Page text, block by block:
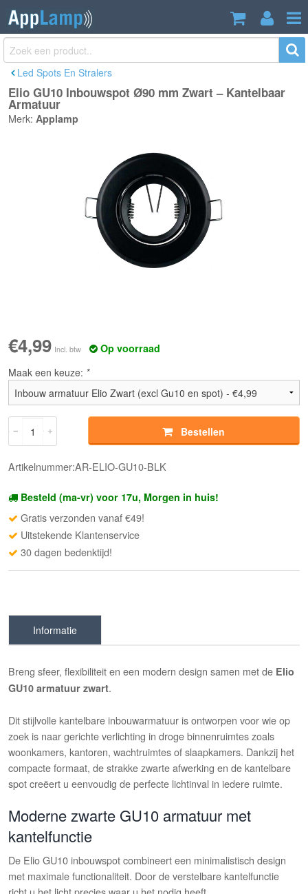
Elio GU10 Inbouwspot Ø90 mm Zwart –
Kantelbaar Armatuur
€4,99
Led Spots En Stralers
Elio GU10 Inbouwspot Ø90 mm Zwart – Kantelbaar
Armatuur
Merk: Applamp
€4,99 Incl. btw
Op voorraad
Maak een keuze: *
Bestellen
Artikelnummer:AR-ELIO-GU10-BLK
Besteld (ma-vr) voor 17u, Morgen in huis!
Gratis verzonden vanaf €49!
Uitstekende Klantenservice
30 dagen bedenktijd!
Informatie
Breng sfeer, flexibiliteit en een modern design samen met de Elio
GU10 armatuur zwart.
Dit stijlvolle kantelbare inbouwarmatuur is ontworpen voor wie op
zoek is naar gerichte verlichting in droge binnenruimtes zoals
woonkamers, kantoren, wachtruimtes of slaapkamers. Dankzij het
compacte formaat, de strakke zwarte afwerking en de kantelbare
spot creëert u eenvoudig de perfecte lichtinval in iedere ruimte.
Moderne zwarte GU10 armatuur met
kantelfunctie
De Elio GU10 inbouwspot combineert een minimalistisch design
met maximale functionaliteit. Door de verstelbare kantelfunctie